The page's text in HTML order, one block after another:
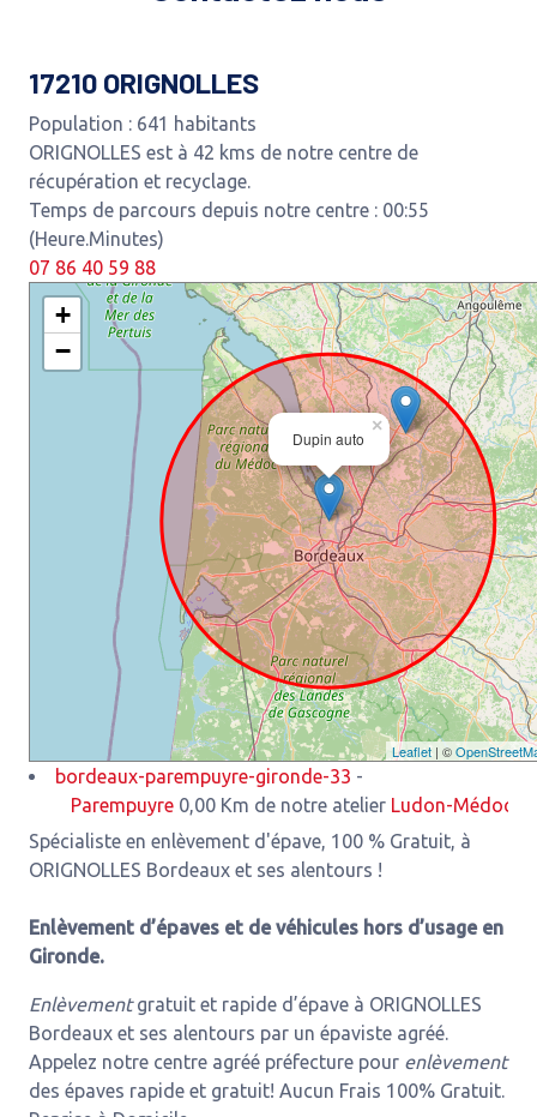
17210 ORIGNOLLES
Population : 641 habitants
ORIGNOLLES est à 42 kms de notre centre de
récupération et recyclage.
Temps de parcours depuis notre centre : 00:55
(Heure.Minutes)
07 86 40 59 88
Dupin auto
×
+
−
Leaflet | ©
bordeaux-parempuyre-gironde-33 -
Parempuyre0,00 Km de notre atelierLudon-Médoc3,93
Spécialiste en enlèvement d'épave, 100 % Gratuit, à
ORIGNOLLES Bordeaux et ses alentours !
Enlèvement d’épaves et de véhicules hors d’usage en
Gironde.
Enlèvementgratuit et rapide d’épave à ORIGNOLLES
Bordeaux et ses alentours par un épaviste agréé.
Appelez notre centre agréé préfecture pour enlèvement
des épaves rapide et gratuit! Aucun Frais 100% Gratuit.